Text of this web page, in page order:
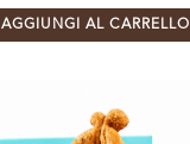
AGGIUNGI AL CARRELLO